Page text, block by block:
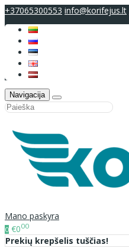
+37065300553 info@korifejus.lt
Navigacija
Mano paskyra
0 €000
Prekių krepšelis tuščias!